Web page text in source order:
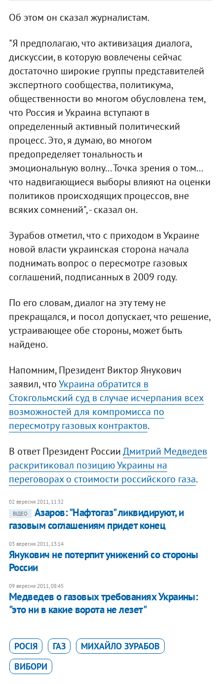
Об этом он сказал журналистам.
"Я предполагаю, что активизация диалога,
дискуссии, в которую вовлечены сейчас
достаточно широкие группы представителей
экспертного сообщества, политикума,
общественности во многом обусловлена тем,
что Россия и Украина вступают в
определенный активный политический
процесс. Это, я думаю, во многом
предопределяет тональность и
эмоциональную волну... Точка зрения о том...
что надвигающиеся выборы влияют на оценки
политиков происходящих процессов, вне
всяких сомнений", - сказал он.
Зурабов отметил, что с приходом в Украине
новой власти украинская сторона начала
поднимать вопрос о пересмотре газовых
соглашений, подписанных в 2009 году.
По его словам, диалог на эту тему не
прекращался, и посол допускает, что решение,
устраивающее обе стороны, может быть
найдено.
Напомним, Президент Виктор Янукович
заявил, чтоУкраина обратится в
Стокгольмский суд в случае исчерпания всех
возможностей для компромисса по
пересмотру газовых контрактов.
В ответ Президент РоссииДмитрий Медведев
раскритиковал позицию Украины на
переговорах о стоимости российского газа.
02 вересня 2011, 11:32
ВІДЕО
Азаров: "Нафтогаз" ликвидируют, и
газовым соглашениям придет конец
03 вересня 2011, 13:14
Янукович не потерпит унижений со стороны
России
09 вересня 2011, 08:45
Медведев о газовых требованиях Украины:
"это ни в какие ворота не лезет"
РОСІЯ ГАЗ
МИХАЙЛО ЗУРАБОВ
ВИБОРИ